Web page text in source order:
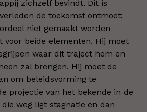
zichzelf bevindt. Dit is
de toekomst ontmoet;
niet gemaakt worden
voor beide elementen. Hij moet
waar dit traject hem en
zal brengen. Hij moet de
om beleidsvorming te
projectie van het bekende in de
weg ligt stagnatie en dan